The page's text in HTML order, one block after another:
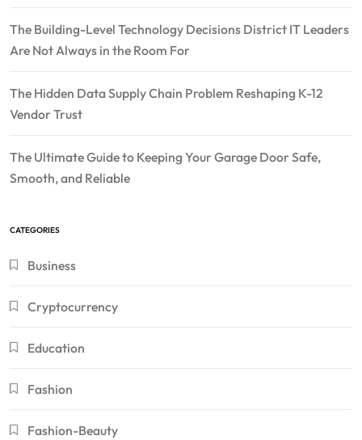
The Building-Level Technology Decisions District IT Leaders
Are Not Always in the Room For
The Hidden Data Supply Chain Problem Reshaping K-12
Vendor Trust
The Ultimate Guide to Keeping Your Garage Door Safe,
Smooth, and Reliable
CATEGORIES
Business
Cryptocurrency
Education
Fashion
Fashion-Beauty